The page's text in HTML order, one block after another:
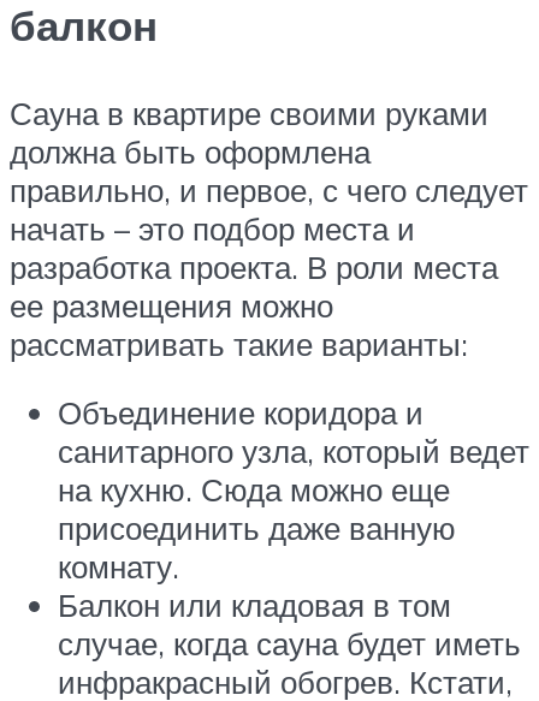
балкон
Сауна в квартире своими руками
должна быть оформлена
правильно, и первое, с чего следует
начать – это подбор места и
разработка проекта. В роли места
ее размещения можно
рассматривать такие варианты:
Объединение коридора и
санитарного узла, который ведет
на кухню. Сюда можно еще
присоединить даже ванную
комнату.
Балкон или кладовая в том
случае, когда сауна будет иметь
инфракрасный обогрев. Кстати,